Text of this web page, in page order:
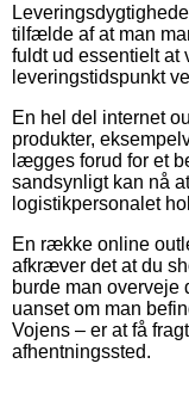
tilfælde af at man
fuldt ud essentielt at
leveringstidspunkt
En hel del internet
produkter,
lægges forud for et
sandsynligt kan nå
logistikpersonalet
En række online
afkræver det at du
burde man overveje
uanset om man
Vojens – er at få
afhentningssted.